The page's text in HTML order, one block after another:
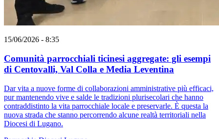
15/06/2026 - 8:35
Comunità parrocchiali ticinesi aggregate: gli esempi
di Centovalli, Val Colla e Media Leventina
Dar vita a nuove forme di collaborazioni amministrative più efficaci,
pur mantenendo vive e salde le tradizioni plurisecolari che hanno
contraddistinto la vita parrocchiale locale e preservarle. È questa la
nuova strada che stanno percorrendo alcune realtà territoriali nella
Diocesi di Lugano.